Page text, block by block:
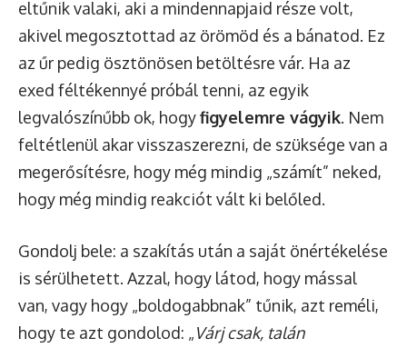
eltűnik valaki, aki a mindennapjaid része volt,
akivel megosztottad az örömöd és a bánatod. Ez
az űr pedig ösztönösen betöltésre vár. Ha az
exed féltékennyé próbál tenni, az egyik
legvalószínűbb ok, hogyfigyelemre vágyik. Nem
feltétlenül akar visszaszerezni, de szüksége van a
megerősítésre, hogy még mindig „számít” neked,
hogy még mindig reakciót vált ki belőled.
Gondolj bele: a szakítás után a saját önértékelése
is sérülhetett. Azzal, hogy látod, hogy mással
van, vagy hogy „boldogabbnak” tűnik, azt reméli,
hogy te azt gondolod: „Várj csak, talán